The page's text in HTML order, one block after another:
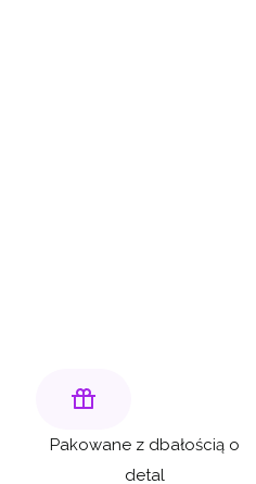
Pakowane z dbałością o
detal